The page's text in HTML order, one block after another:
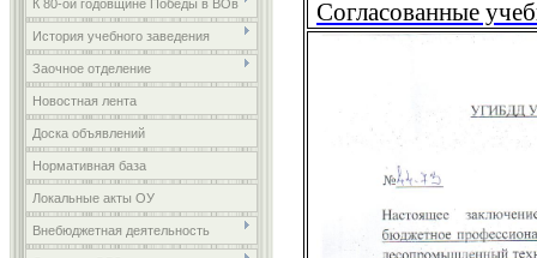
К 80-ой годовщине Победы в ВОв
История учебного заведения
Заочное отделение
Новостная лента
Доска объявлений
Нормативная база
Локальные акты ОУ
Внебюджетная деятельность
Согласованные